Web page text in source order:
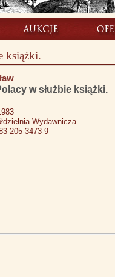
książki.
w służbie książki.
Wydawnicza
205-3473-9